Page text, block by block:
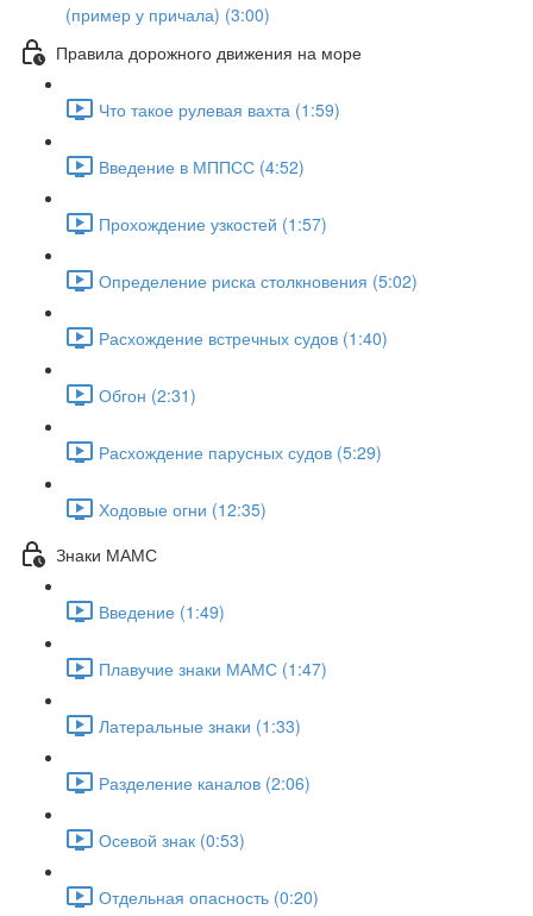
(пример у причала) (3:00)
Правила дорожного движения на море
Что такое рулевая вахта (1:59)
Введение в МППСС (4:52)
Прохождение узкостей (1:57)
Определение риска столкновения (5:02)
Расхождение встречных судов (1:40)
Обгон (2:31)
Расхождение парусных судов (5:29)
Ходовые огни (12:35)
Знаки МАМС
Введение (1:49)
Плавучие знаки МАМС (1:47)
Латеральные знаки (1:33)
Разделение каналов (2:06)
Осевой знак (0:53)
Отдельная опасность (0:20)